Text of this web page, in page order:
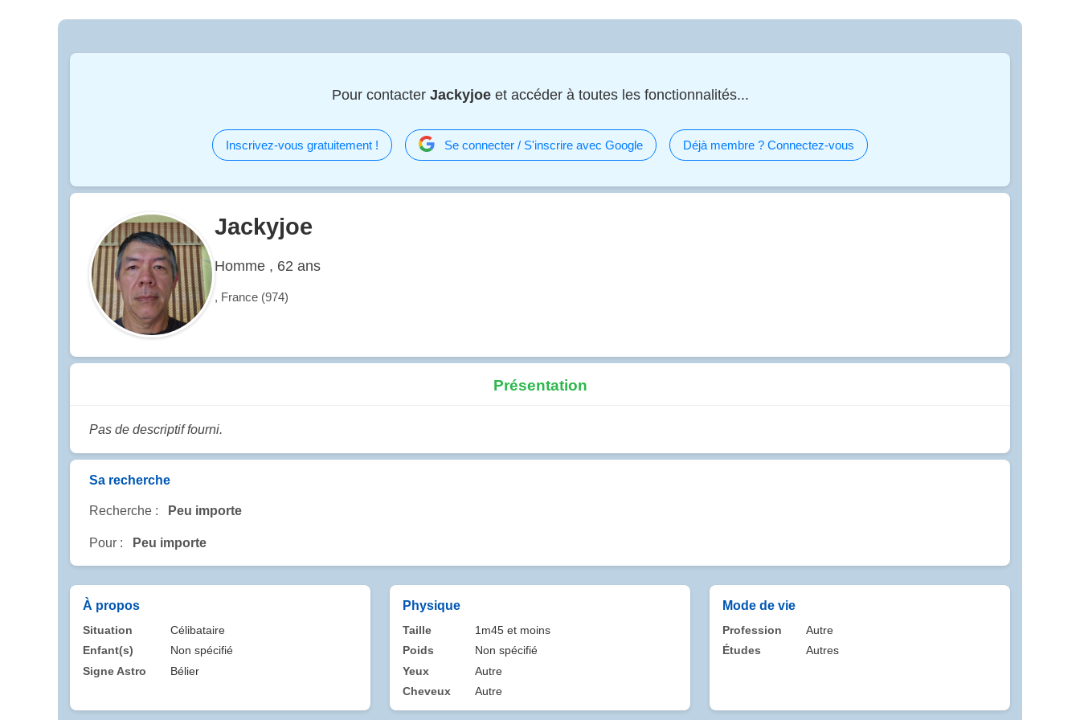
Pour contacter Jackyjoeet accéder à toutes les fonctionnalités...
Inscrivez-vous gratuitement ! Se connecter / S'inscrire avec Google Déjà membre ? Connectez-vous
Jackyjoe
Homme , 62 ans
, France (974)
Présentation
Pas de descriptif fourni.
Sa recherche
Recherche : Peu importe
Pour : Peu importe
À propos
Situation
Célibataire
Enfant(s)
Non spécifié
Signe Astro
Bélier
Physique
Taille
1m45 et moins
Poids
Non spécifié
Yeux
Autre
Cheveux
Autre
Mode de vie
Profession
Autre
Études
Autres